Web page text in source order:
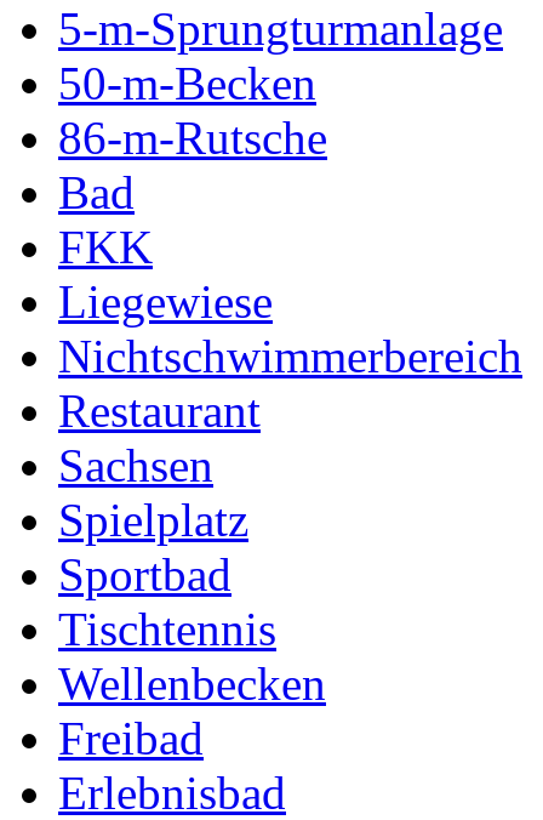
5-m-Sprungturmanlage
50-m-Becken
86-m-Rutsche
Bad
FKK
Liegewiese
Nichtschwimmerbereich
Restaurant
Sachsen
Spielplatz
Sportbad
Tischtennis
Wellenbecken
Freibad
Erlebnisbad